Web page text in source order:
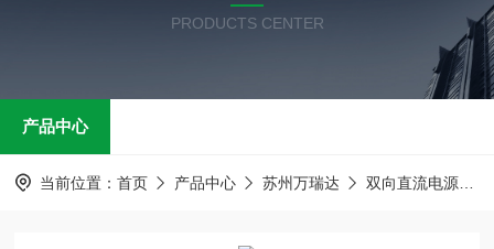
产品中心
在线留言
PRODUCTS CENTER
产品中心
当前位置： 首页 产品中心 苏州万瑞达 双向直流电源